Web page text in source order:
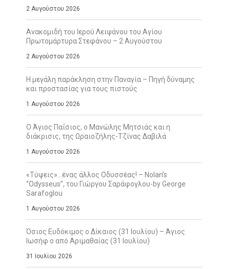
2 Αυγούστου 2026
Ανακομιδή του Ιερού Λειψάνου του Αγίου
Πρωτομάρτυρα Στεφάνου – 2 Αυγούστου
2 Αυγούστου 2026
Η μεγάλη παράκληση στην Παναγία – Πηγή δύναμης
και προστασίας για τους πιστούς
1 Αυγούστου 2026
Ο Άγιος Παΐσιος, ο Μανώλης Μητσιάς και η
διάκρισις, της Ωραιοζήλης-Τζίνας Δαβιλά
1 Αυγούστου 2026
«Τύψεις»…ένας άλλος Οδυσσέας! – Nolan’s
“Odysseus”, του Γιώργου Σαράφογλου-by George
Sarafoglou
1 Αυγούστου 2026
Όσιος Ευδόκιμος ο Δίκαιος (31 Ιουλίου) – Άγιος
Ιωσήφ ο από Αριμαθαίας (31 Ιουλίου)
31 Ιουλίου 2026